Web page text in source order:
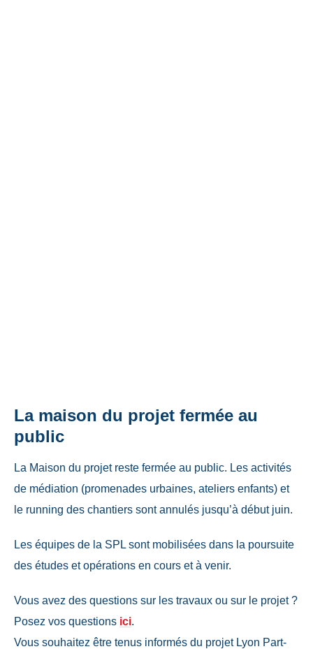
La maison du projet fermée au
public
La Maison du projet reste fermée au public. Les activités
de médiation (promenades urbaines, ateliers enfants) et
le running des chantiers sont annulés jusqu’à début juin.
Les équipes de la SPL sont mobilisées dans la poursuite
des études et opérations en cours et à venir.
Vous avez des questions sur les travaux ou sur le projet ?
Posez vos questions ici.
Vous souhaitez être tenus informés du projet Lyon Part-